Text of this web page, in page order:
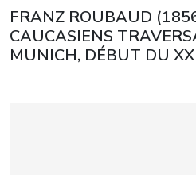
FRANZ ROUBAUD
CAUCASIENS
MUNICH, DÉBUT DU